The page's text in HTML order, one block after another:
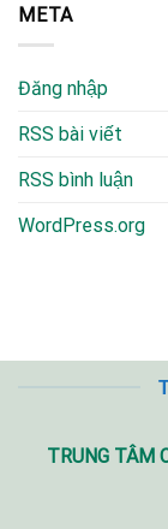
META
Đăng nhập
RSS bài viết
RSS bình luận
WordPress.org
TRUNG TÂM